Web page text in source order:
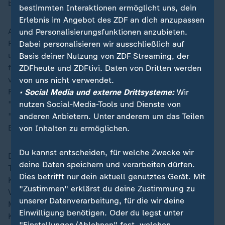
besser in Buchungen integriert" werden.
Auch die Linke will für "jede Großstadt stündliche
Fern- und Nachtzuganbindungen", zudem "die Strom-
und Trassenpreise (..) senken und die Mehrwertsteuer
für Bahntickets abschaffen". Das solle per Gesetz
verfügt werden. Eine "Verdoppelung der
Fahrgastzahlen" wollen die Grünen bis 2040 und so
"Deutschland zum Bahnland" machen. Die AfD will
"Engpässe im Schienennetz beseitigen", sowie "die
Erweiterung des Hochgeschwindigkeitsnetzes".
Das BSW will, wiedie Linkeauch, eine "Senkung der
Trassenpreise im Güterverkehr" und den "Ausbau der
Kapazitäten" für diesen. Die FDP will durch digitale
Vernetzung aller Verkehrsträger "nahtlose
Mobilitätsketten" vom ersten bis zum letzten
Kilometer.
bestimmten Interaktionen ermöglicht uns, dein
Erlebnis im Angebot des ZDF an dich anzupassen
und Personalisierungsfunktionen anzubieten.
Dabei personalisieren wir ausschließlich auf
Basis deiner Nutzung von ZDF Streaming, der
ZDFheute und ZDFtivi. Daten von Dritten werden
von uns nicht verwendet.
• Social Media und externe Drittsysteme:Wir
nutzen Social-Media-Tools und Dienste von
anderen Anbietern. Unter anderem um das Teilen
von Inhalten zu ermöglichen.
Du kannst entscheiden, für welche Zwecke wir
deine Daten speichern und verarbeiten dürfen.
Dies betrifft nur dein aktuell genutztes Gerät. Mit
"Zustimmen" erklärst du deine Zustimmung zu
unserer Datenverarbeitung, für die wir deine
Einwilligung benötigen. Oder du legst unter